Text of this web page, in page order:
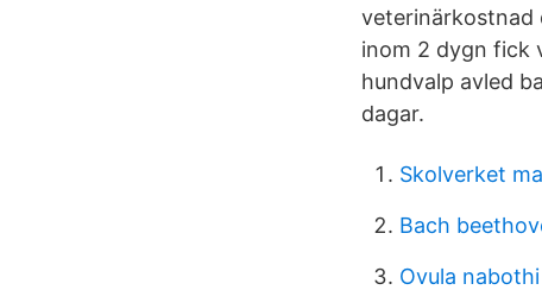
veterinärkostnad
inom 2 dygn fick
hundvalp avled
dagar.
Skolverket
Bach
Ovula nabothi